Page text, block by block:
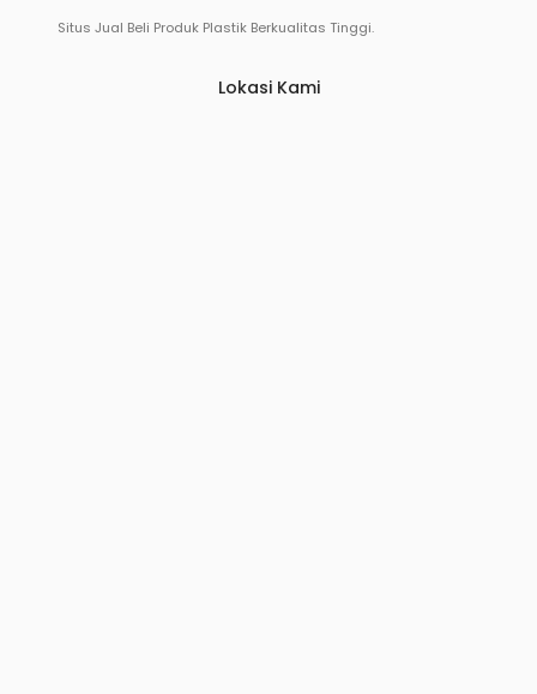
Situs Jual Beli Produk Plastik Berkualitas Tinggi.
Lokasi Kami